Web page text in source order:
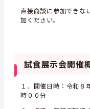
直接商談に参加できな
加ください。
試食展示会開催
１．開催日時：令和８
時００分